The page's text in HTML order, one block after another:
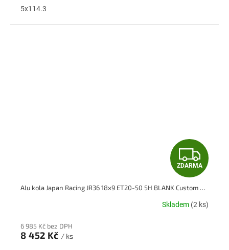
5x114.3
Z
D
A
ZDARMA
Alu kola Japan Racing JR36 18x9 ET20-50 5H BLANK Custom Finish
Skladem (2 ks)
6 985 Kč bez DPH
8 452 Kč / ks